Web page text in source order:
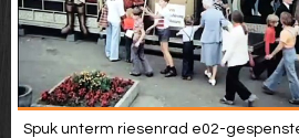
Spuk unterm riesenrad e02-